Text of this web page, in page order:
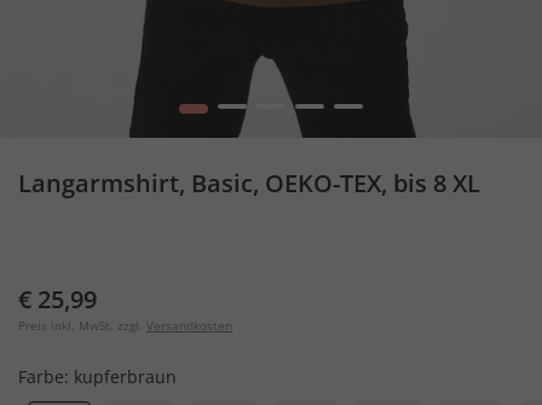
1 2 4 5
Langarmshirt, Basic, OEKO-TEX, bis 8 XL
€ 25,99
Preis inkl. MwSt. zzgl. Versandkosten
Farbe: kupferbraun